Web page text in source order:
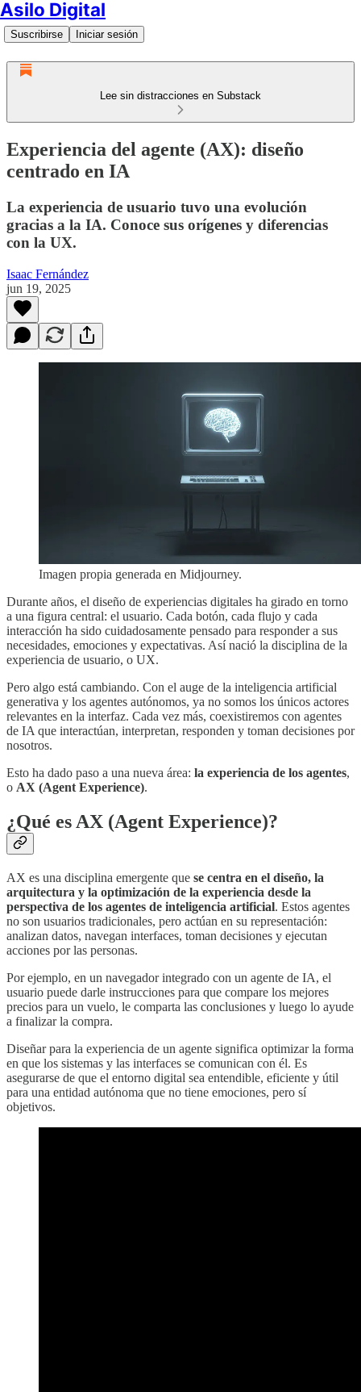
Asilo Digital
Suscribirse Iniciar sesión
Lee sin distracciones en Substack
Experiencia del agente (AX): diseño
centrado en IA
La experiencia de usuario tuvo una evolución
gracias a la IA. Conoce sus orígenes y diferencias
con la UX.
Isaac Fernández
jun 19, 2025
Imagen propia generada en Midjourney.
Durante años, el diseño de experiencias digitales ha girado en torno
a una figura central: el usuario. Cada botón, cada flujo y cada
interacción ha sido cuidadosamente pensado para responder a sus
necesidades, emociones y expectativas. Así nació la disciplina de la
experiencia de usuario, o UX.
Pero algo está cambiando. Con el auge de la inteligencia artificial
generativa y los agentes autónomos, ya no somos los únicos actores
relevantes en la interfaz. Cada vez más, coexistiremos con agentes
de IA que interactúan, interpretan, responden y toman decisiones por
nosotros.
Esto ha dado paso a una nueva área: la experiencia de los agentes,
o AX (Agent Experience).
¿Qué es AX (Agent Experience)?
AX es una disciplina emergente que se centra en el diseño, la
arquitectura y la optimización de la experiencia desde la
perspectiva de los agentes de inteligencia artificial. Estos agentes
no son usuarios tradicionales, pero actúan en su representación:
analizan datos, navegan interfaces, toman decisiones y ejecutan
acciones por las personas.
Por ejemplo, en un navegador integrado con un agente de IA, el
usuario puede darle instrucciones para que compare los mejores
precios para un vuelo, le comparta las conclusiones y luego lo ayude
a finalizar la compra.
Diseñar para la experiencia de un agente significa optimizar la forma
en que los sistemas y las interfaces se comunican con él. Es
asegurarse de que el entorno digital sea entendible, eficiente y útil
para una entidad autónoma que no tiene emociones, pero sí
objetivos.